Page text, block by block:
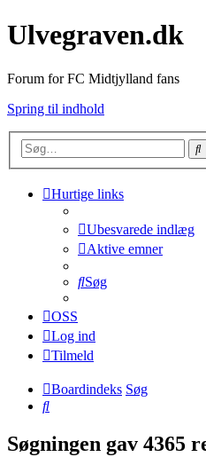
Ulvegraven.dk
Forum for FC Midtjylland fans
Spring til indhold
Hurtige links
Ubesvarede indlæg
Aktive emner
Søg
OSS
Log ind
Tilmeld
Boardindeks Søg
Søg
Søgningen gav 4365